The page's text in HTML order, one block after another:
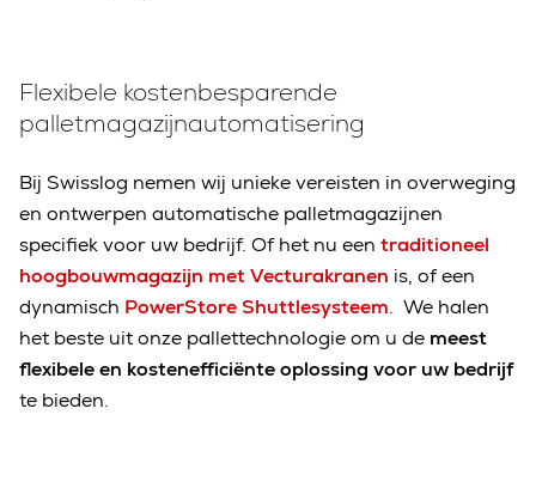
Flexibele kostenbesparende
palletmagazijnautomatisering
Bij Swisslog nemen wij unieke vereisten in overweging
en ontwerpen automatische palletmagazijnen
specifiek voor uw bedrijf. Of het nu een traditioneel
hoogbouwmagazijn met Vecturakranen is, of een
dynamisch PowerStore Shuttlesysteem. We halen
het beste uit onze pallettechnologie om u de meest
flexibele en kostenefficiënte oplossing voor uw bedrijf
te bieden.